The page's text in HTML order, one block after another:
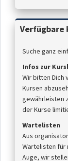
Verfügbare
Suche ganz
Infos zur
Wir bitten Dich
Kursen
gewährleisten
der Kurse
Wartelisten
Aus
Wartelisten für
Auge, wir